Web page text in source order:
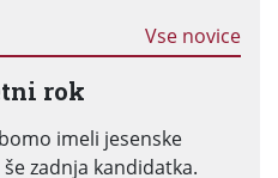
Vse novice
rok
imeli jesenske
zadnja kandidatka.